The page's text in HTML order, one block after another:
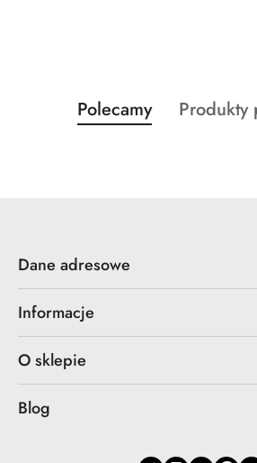
Pomiń karuzelę produktów
Produkty
o
Polecamy
Produkty
Produkty
Dane adresowe
Informacje
O sklepie
Blog